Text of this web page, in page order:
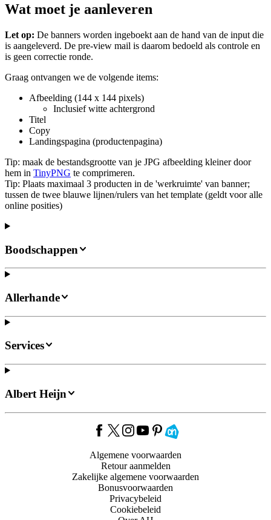
Wat moet je aanleveren
Let op: De banners worden ingeboekt aan de hand van de input die
is aangeleverd. De pre-view mail is daarom bedoeld als controle en
is geen correctie ronde.
Graag ontvangen we de volgende items:
Afbeelding (144 x 144 pixels)
Inclusief witte achtergrond
Titel
Copy
Landingspagina (productenpagina)
Tip: maak de bestandsgrootte van je JPG afbeelding kleiner door
hem in TinyPNG te comprimeren.
Tip: Plaats maximaal 3 producten in de 'werkruimte' van banner;
tussen de twee blauwe lijnen/rulers van het template (geldt voor alle
online posities)
Boodschappen
Allerhande
Services
Albert Heijn
Algemene voorwaarden
Retour aanmelden
Zakelijke algemene voorwaarden
Bonusvoorwaarden
Privacybeleid
Cookiebeleid